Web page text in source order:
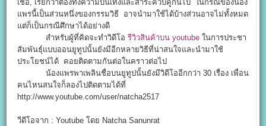
เชื่อ, เรียกว่าต้องทั้งความบันเทิงและสาระควบคู่กันไป ในกรณีของน้อง
แพรนี้เป็นส่วนหนึ่งของกรรมวิธี อาจนำมาใช้ได้บ้างส่วนอาจไม่ทั้งหมด
แต่ก็เป็นกรณีศึกษาได้อย่างดี
สำหรับผู้ที่คิดจะทำวิดีโอรีวิวสินค้าบน youtube ในการประชา
สัมพันธุ์แบบออนยูทูปนั้นยังมีอีกหลายวิธีที่น่าสนใจและนำมาใช้
ประโยชน์ได้ คอยติดตามกันต่อในคราวต่อไป
น้องแพรพาเพลินชื่อบนยูทูปนั้นยังมีวิดีโออีกกว่า 30 เรื่อง เพื่อน
คนไหนสนใจก็ลองไปติดตามได้ที่
http://www.youtube.com/user/natcha2517
วีดีโอจาก : Youtube โดย Natcha Sanunrat